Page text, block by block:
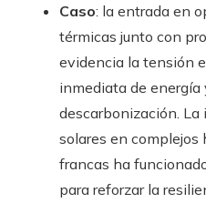
Caso: la entrada en
térmicas junto con
evidencia la tensión
inmediata de energía
descarbonización.
solares en complejos
francas ha
para reforzar la